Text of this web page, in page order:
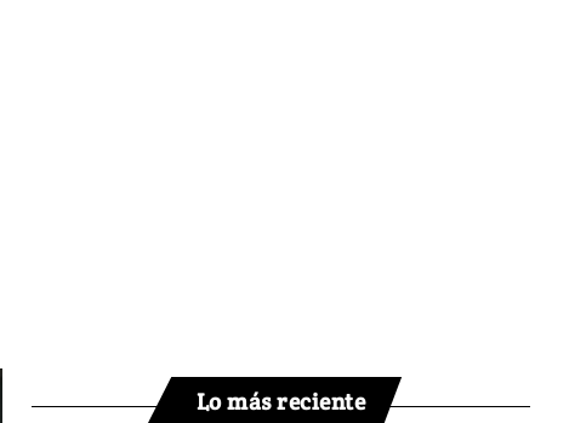
Lo más reciente